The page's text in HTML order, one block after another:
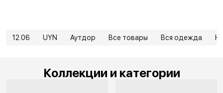
12.06 UYN Аутдор Все товары Вся одежда
Коллекции и категории